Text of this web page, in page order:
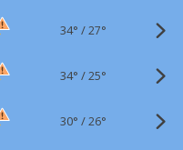
34° /27°
34° /25°
30° /26°